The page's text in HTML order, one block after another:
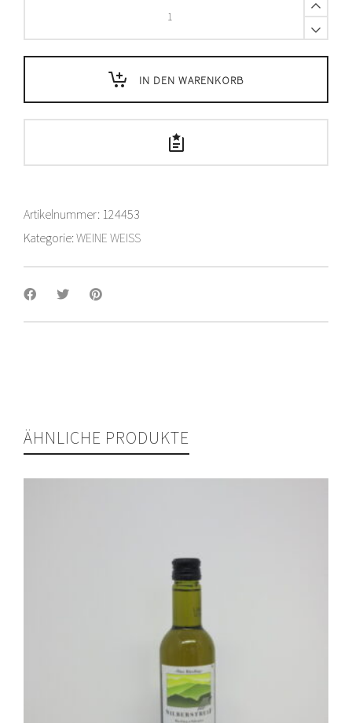
Lemanair
AOC
50
cl
IN DEN WARENKORB
Artikelnummer: 124453
Kategorie:WEINE WEISS
ÄHNLICHE PRODUKTE